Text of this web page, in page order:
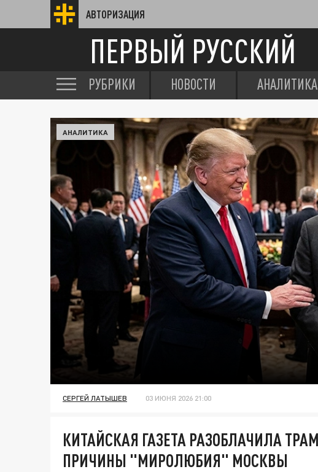
АВТОРИЗАЦИЯ
ПЕРВЫЙ РУССКИЙ
РУБРИКИ НОВОСТИ АНАЛИТИКА
АНАЛИТИКА
СЕРГЕЙ ЛАТЫШЕВ 03 ИЮНЯ 2026 21:00
КИТАЙСКАЯ ГАЗЕТА РАЗОБЛАЧИЛА
ПРИЧИНЫ "МИРОЛЮБИЯ" МОСКВЫ